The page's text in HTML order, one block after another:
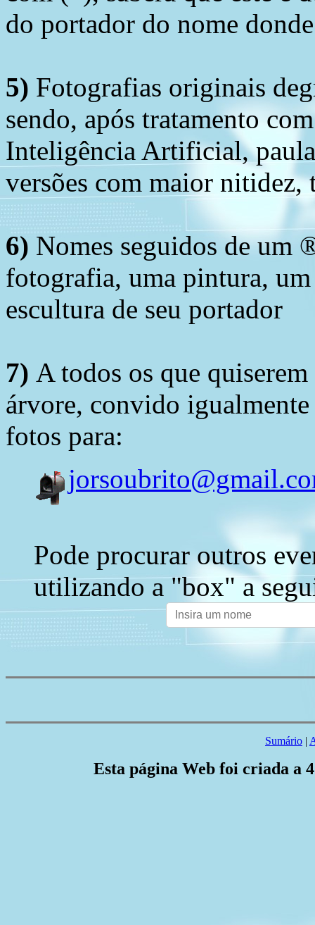
do portador do nome
5) Fotografias originais
sendo, após tratamento
Inteligência Artificial,
versões com maior nitidez,
6) Nomes seguidos de um
fotografia, uma pintura,
escultura de seu portador
7) A todos os que
árvore, convido
fotos para:
Pode procurar outros
utilizando a "box" a
Sumário |
Esta página Web foi criada a